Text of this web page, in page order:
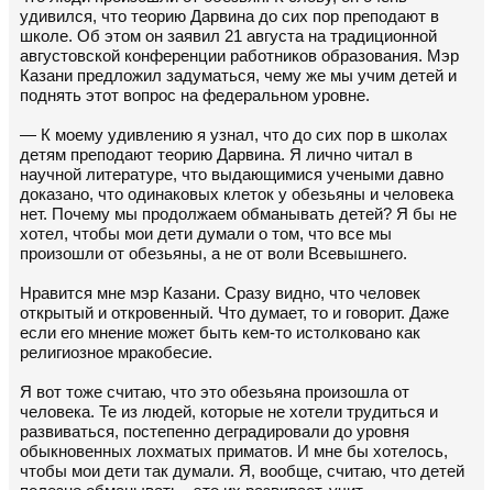
удивился, что теорию Дарвина до сих пор преподают в
школе. Об этом он заявил 21 августа на традиционной
августовской конференции работников образования. Мэр
Казани предложил задуматься, чему же мы учим детей и
поднять этот вопрос на федеральном уровне.
— К моему удивлению я узнал, что до сих пор в школах
детям преподают теорию Дарвина. Я лично читал в
научной литературе, что выдающимися учеными давно
доказано, что одинаковых клеток у обезьяны и человека
нет. Почему мы продолжаем обманывать детей? Я бы не
хотел, чтобы мои дети думали о том, что все мы
произошли от обезьяны, а не от воли Всевышнего.
Нравится мне мэр Казани. Сразу видно, что человек
открытый и откровенный. Что думает, то и говорит. Даже
если его мнение может быть кем-то истолковано как
религиозное мракобесие.
Я вот тоже считаю, что это обезьяна произошла от
человека. Те из людей, которые не хотели трудиться и
развиваться, постепенно деградировали до уровня
обыкновенных лохматых приматов. И мне бы хотелось,
чтобы мои дети так думали. Я, вообще, считаю, что детей